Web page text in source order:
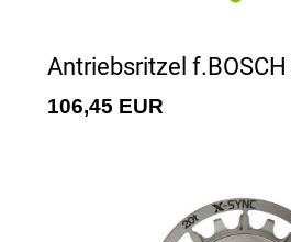
Antriebsritzel
106,45 EUR